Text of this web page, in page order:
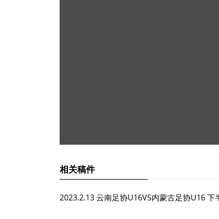
相关稿件
2023.2.13 云南足协U16VS内蒙古足协U16 下